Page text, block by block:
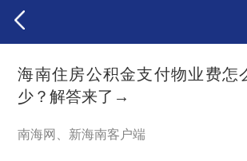
海南住房公积金支付物业费怎
少？解答来了→
南海网、新海南客户端